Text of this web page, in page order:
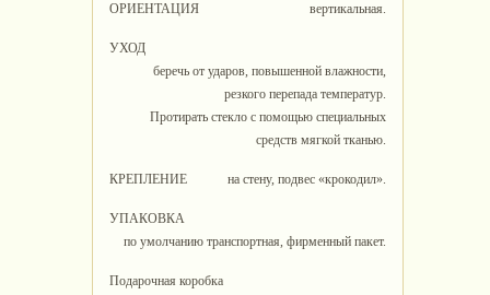
ОРИЕНТАЦИЯ вертикальная.
УХОД
беречь от ударов, повышенной влажности,
резкого перепада температур.
Протирать стекло с помощью специальных
средств мягкой тканью.
КРЕПЛЕНИЕ на стену, подвес «крокодил».
УПАКОВКА
по умолчанию транспортная, фирменный пакет.
Подарочная коробка